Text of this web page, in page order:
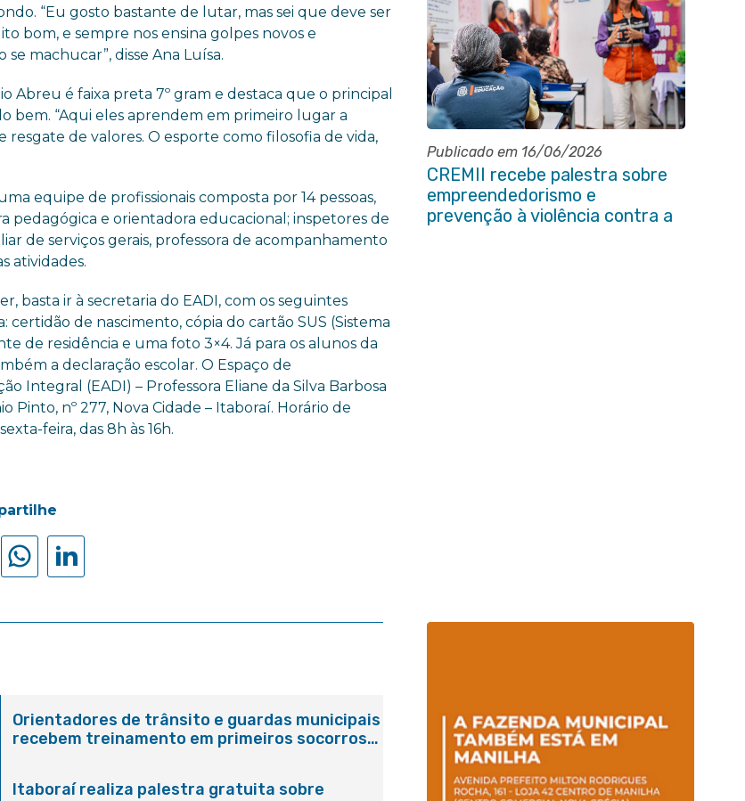
“Eu gosto bastante de lutar, mas sei que deve ser
bom, e sempre nos ensina golpes novos e
machucar”, disse Ana Luísa.
é faixa preta 7º gram e destaca que o principal
bem. “Aqui eles aprendem em primeiro lugar a
de valores. O esporte como filosofia de vida,
equipe de profissionais composta por 14 pessoas,
pedagógica e orientadora educacional; inspetores de
de serviços gerais, professora de acompanhamento
atividades.
basta ir à secretaria do EADI, com os seguintes
certidão de nascimento, cópia do cartão SUS (Sistema
de residência e uma foto 3×4. Já para os alunos da
a declaração escolar. O Espaço de
Integral (EADI) – Professora Eliane da Silva Barbosa
Pinto, nº 277, Nova Cidade – Itaboraí. Horário de
feira, das 8h às 16h.
Publicado em 16/06/2026
CREMII recebe palestra sobre
empreendedorismo e
prevenção à violência contra a
Orientadores de trânsito e guardas municipais
recebem treinamento em primeiros socorros
Itaboraí realiza palestra gratuita sobre